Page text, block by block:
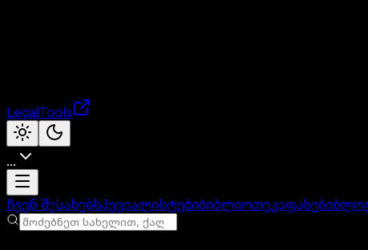
LegalTools
...
ანგარიში იტვირთება
ჩვენ შესახებსპეციალისტებიბიბლიოთეკაფასები